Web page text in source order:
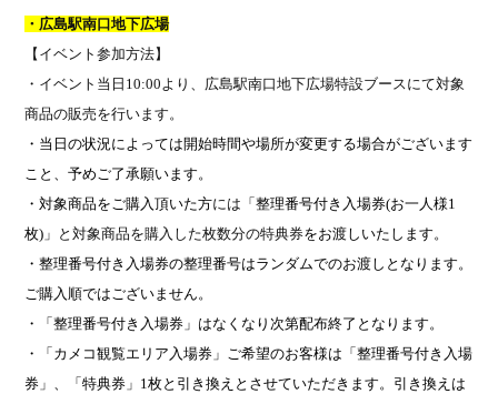
・広島駅南口地下広場
【イベント参加方法】
・イベント当日 10:00より、広島駅南口地下広場特設ブースにて対象
商品の販売を行います。
・当日の状況によっては開始時間や場所が変更する場合がございます
こと、予めご了承願います。
・対象商品をご購入頂いた方には 「整理番号付き入場券(お一人様1
枚) 」 と対象商品を購入した枚数分の特典券をお渡しいたします。
・整理番号付き入場券の整理番号はランダムでのお渡しとなります。
ご購入順ではございません。
・「整理番号付き入場券」はなくなり次第配布終了となります。
・「カメコ観覧エリア入場券」ご希望のお客様は 「整理番号付き入場
券」、
「特典券」 1枚と引き換えとさせていただきます。引き換えは